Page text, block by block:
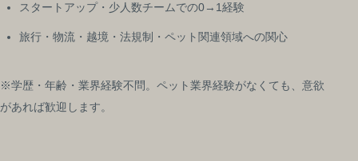
スタートアップ・少人数チームでの0→1経験
旅行・物流・越境・法規制・ペット関連領域への関心
※学歴・年齢・業界経験不問。ペット業界経験がなくても、意欲
があれば歓迎します。